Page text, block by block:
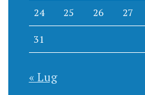
24 25 26 27
31
« Lug